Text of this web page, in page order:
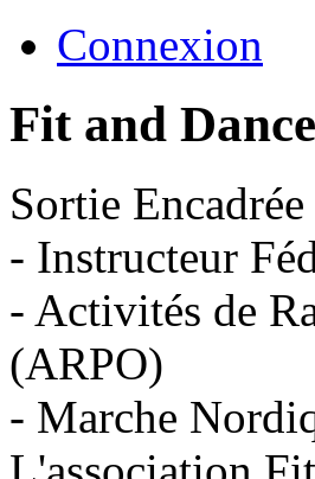
Connexion
Fit and
Sortie
- Instructeur
- Activités de
(ARPO)
- Marche